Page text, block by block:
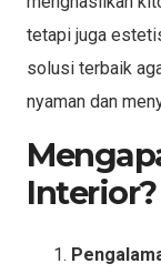
tetapi juga
solusi terbaik
nyaman dan
Interior?